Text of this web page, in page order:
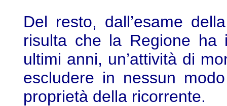
Del resto, dall’esame
risulta che la Regione ha
ultimi anni, un’attività di
escludere in nessun
proprietà della ricorrente.